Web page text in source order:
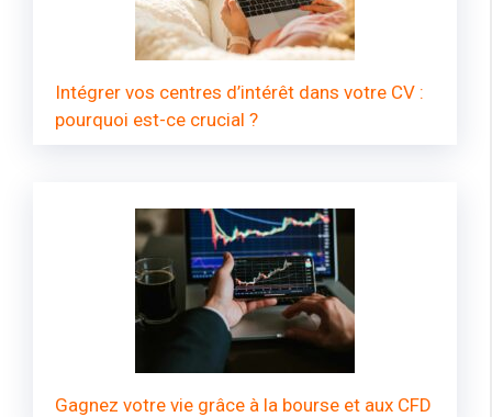
Intégrer vos centres d’intérêt dans votre CV :
pourquoi est-ce crucial ?
Gagnez votre vie grâce à la bourse et aux CFD